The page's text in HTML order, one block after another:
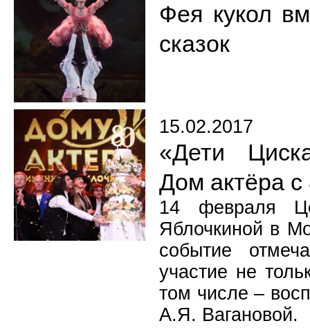
Фея кукол
сказок
15.02.2017
«Дети
Дом актёра
14 февраля
Яблочкиной в
событие
участие не
том числе –
А.Я. Вагановой.